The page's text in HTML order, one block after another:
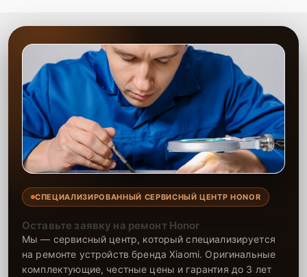
СПЕЦИАЛИЗИРОВАННЫЙ СЕРВИСНЫЙ ЦЕНТР HONOR
Оставьте заявку на ремонт Honor
Мы — сервисный центр, который специализируется
на ремонте устройств бренда Xiaomi. Оригинальные
комплектующие, честные цены и гарантия до 3 лет